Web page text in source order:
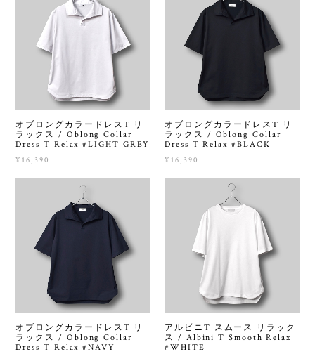
オブロングカラードレスT リ
ラックス / Oblong Collar
Dress T Relax #LIGHT GREY
¥16,390
オブロングカラードレスT リ
ラックス / Oblong Collar
Dress T Relax #BLACK
¥16,390
オブロングカラードレスT リ
ラックス / Oblong Collar
Dress T Relax #NAVY
アルビニT スムース リラック
ス / Albini T Smooth Relax
#WHITE